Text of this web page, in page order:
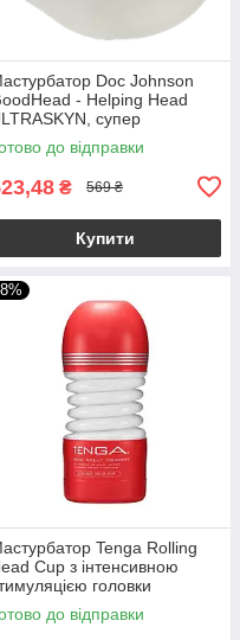
Doc Johnson
- Helping Head
супер
для мінету
до відправки
₴ 569 ₴
Купити
Tenga Rolling
Cup з інтенсивною
головки
до відправки